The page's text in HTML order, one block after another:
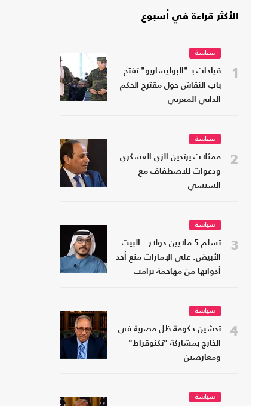
الأكثر قراءة في أسبوع
1
سياسة
قيادات بـ "البوليساريو" تفتح
باب النقاش حول مقترح الحكم
الذاتي المغربي
2
سياسة
ممثلات يرتدين الزي العسكري..
ودعوات للاصطفاف مع
السيسي
3
سياسة
تسلم 5 ملايين دولار.. البيت
الأبيض: على الإمارات منع أحد
أدواتها من مهاجمة ترامب
4
سياسة
تدشين حكومة ظل مصرية في
الخارج بمشاركة "تكنوقراط"
ومعارضين
سياسة